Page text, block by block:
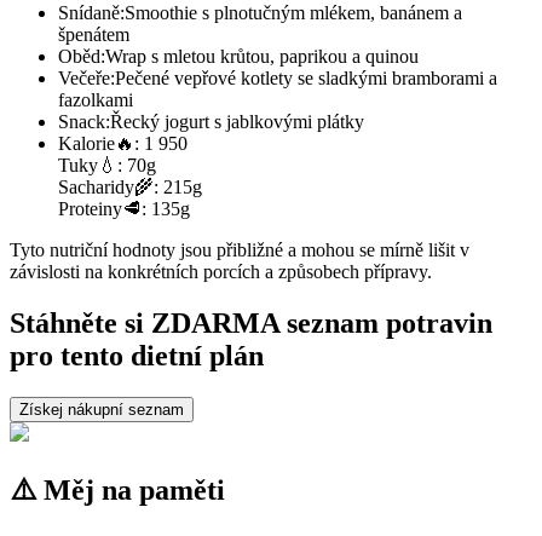
Snídaně:Smoothie s plnotučným mlékem, banánem a
špenátem
Oběd:Wrap s mletou krůtou, paprikou a quinou
Večeře:Pečené vepřové kotlety se sladkými bramborami a
fazolkami
Snack:Řecký jogurt s jablkovými plátky
Kalorie🔥: 1 950
Tuky 💧: 70g
Sacharidy🌾: 215g
Proteiny🥩: 135g
Tyto nutriční hodnoty jsou přibližné a mohou se mírně lišit v
závislosti na konkrétních porcích a způsobech přípravy.
Stáhněte si ZDARMA seznam potravin
pro tento dietní plán
Získej nákupní seznam
⚠️ Měj na paměti